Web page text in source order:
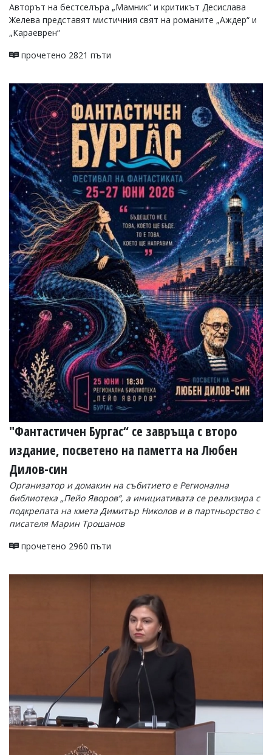
Авторът на бестселъра „Мамник“ и критикът Десислава
Желева представят мистичния свят на романите „Аждер“ и
„Караеврен“
прочетено 2821 пъти
"Фантастичен Бургас“ се завръща с второ
издание, посветено на паметта на Любен
Дилов-син
Организатор и домакин на събитието е Регионална
библиотека „Пейо Яворов“, а инициативата се реализира с
подкрепата на кмета Димитър Николов и в партньорство с
писателя Марин Трошанов
прочетено 2960 пъти